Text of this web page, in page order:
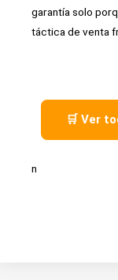
garantía solo
táctica de venta
🛒 Ver
n